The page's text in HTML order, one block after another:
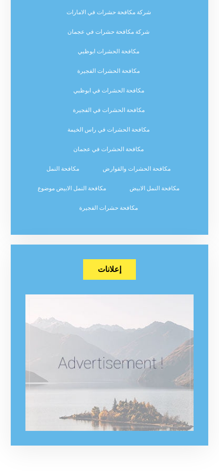
شركة مكافحة حشرات في الامارات
شركة مكافحة حشرات في عجمان
مكافحة الحشرات ابوظبي
مكافحة الحشرات الفجيرة
مكافحة الحشرات في ابوظبي
مكافحة الحشرات في الفجيرة
مكافحة الحشرات في راس الخيمة
مكافحة الحشرات في عجمان
مكافحة الحشرات والقوارض مكافحة النمل
مكافحة النمل الابيض مكافحة النمل الابيض موضوع
مكافحة حشرات الفجيرة
إعلانات